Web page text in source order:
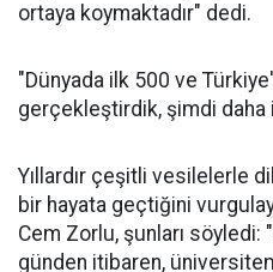
ortaya koymaktadır" dedi.
"Dünyada ilk 500 ve
gerçekleştirdik, şimdi daha
Yıllardır çeşitli vesilelerle
bir hayata geçtiğini
Cem Zorlu, şunları söyledi:
günden itibaren,